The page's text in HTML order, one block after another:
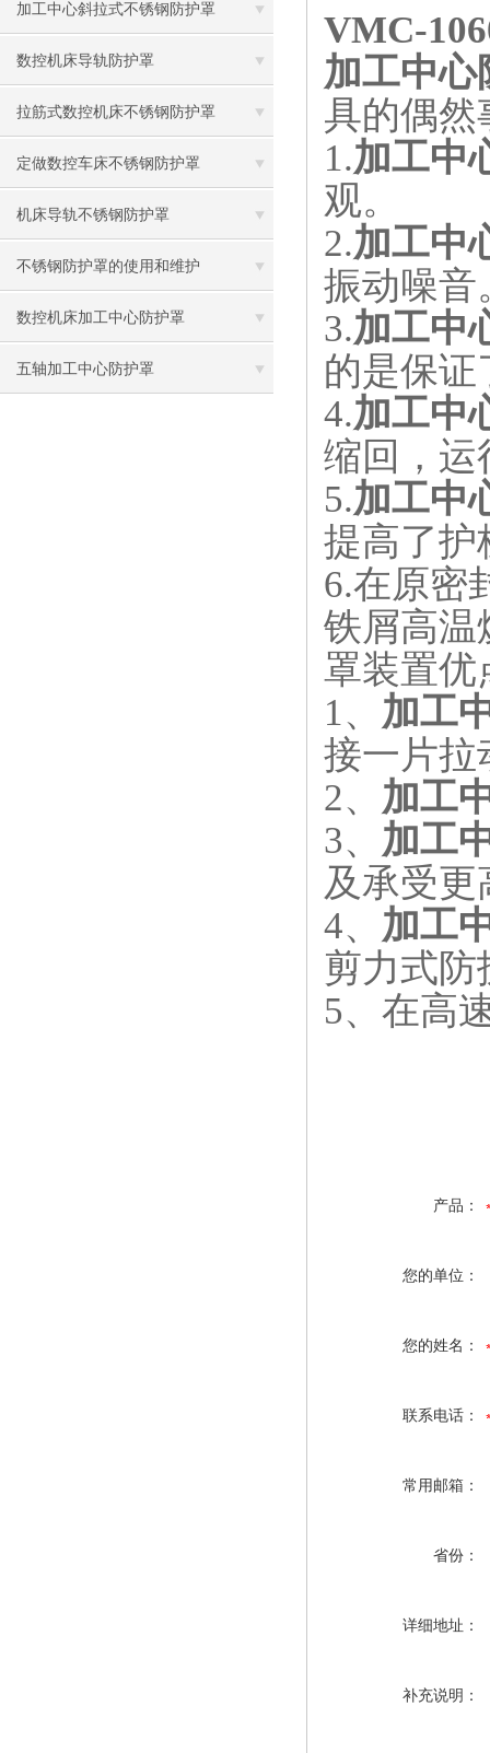
加工中心斜拉式不锈钢防护罩
数控机床导轨防护罩
拉筋式数控机床不锈钢防护罩
定做数控车床不锈钢防护罩
机床导轨不锈钢防护罩
不锈钢防护罩的使用和维护
数控机床加工中心防护罩
五轴加工中心防护罩
VMC-
加工中心
具的偶然
1.加工中
观。
2.加工中
振动噪音
3.加工中
的是保证
4.加工中
缩回，运
5.加工中
提高了护
6.在原密
铁屑高
罩装置优
1、 加工
接一片拉
2、 加工
3、 加工
及承受更
4、 加工
剪力式防
5、在高
产品：
您的单位：
您的姓名：
联系电话：
常用邮箱：
省份：
详细地址：
补充说明：